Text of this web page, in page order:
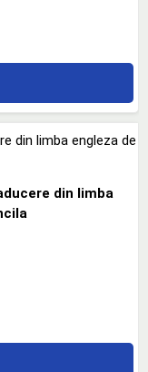
din limba